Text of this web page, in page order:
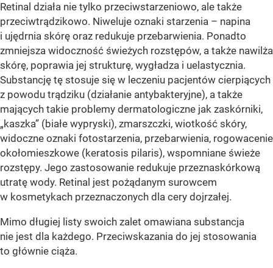
Retinal działa nie tylko przeciwstarzeniowo, ale także
przeciwtrądzikowo. Niweluje oznaki starzenia – napina
i ujędrnia skórę oraz redukuje przebarwienia. Ponadto
zmniejsza widoczność świeżych rozstępów, a także nawilża
skórę, poprawia jej strukturę, wygładza i uelastycznia.
Substancję tę stosuje się w leczeniu pacjentów cierpiących
z powodu trądziku (działanie antybakteryjne), a także
mających takie problemy dermatologiczne jak zaskórniki,
„kaszka” (białe wypryski), zmarszczki, wiotkość skóry,
widoczne oznaki fotostarzenia, przebarwienia, rogowacenie
okołomieszkowe (keratosis pilaris), wspomniane świeże
rozstępy. Jego zastosowanie redukuje przeznaskórkową
utratę wody. Retinal jest pożądanym surowcem
w kosmetykach przeznaczonych dla cery dojrzałej.
Mimo długiej listy swoich zalet omawiana substancja
nie jest dla każdego. Przeciwskazania do jej stosowania
to głównie ciąża.